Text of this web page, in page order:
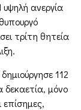
ανεργία
τρίτη θητεία
112
δεκαετία, μόνο